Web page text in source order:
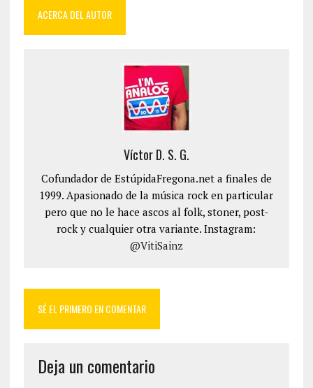
ACERCA DEL AUTOR
Víctor D. S. G.
Cofundador de EstúpidaFregona.net a finales de
1999. Apasionado de la música rock en particular
pero que no le hace ascos al folk, stoner, post-
rock y cualquier otra variante. Instagram:
@VitiSainz
SÉ EL PRIMERO EN COMENTAR
Deja un comentario